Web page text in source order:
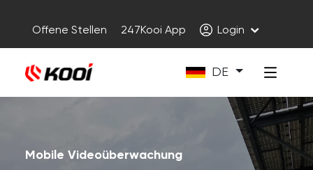
Offene Stellen 247Kooi App Login
DE
Mobile Videoüberwachung